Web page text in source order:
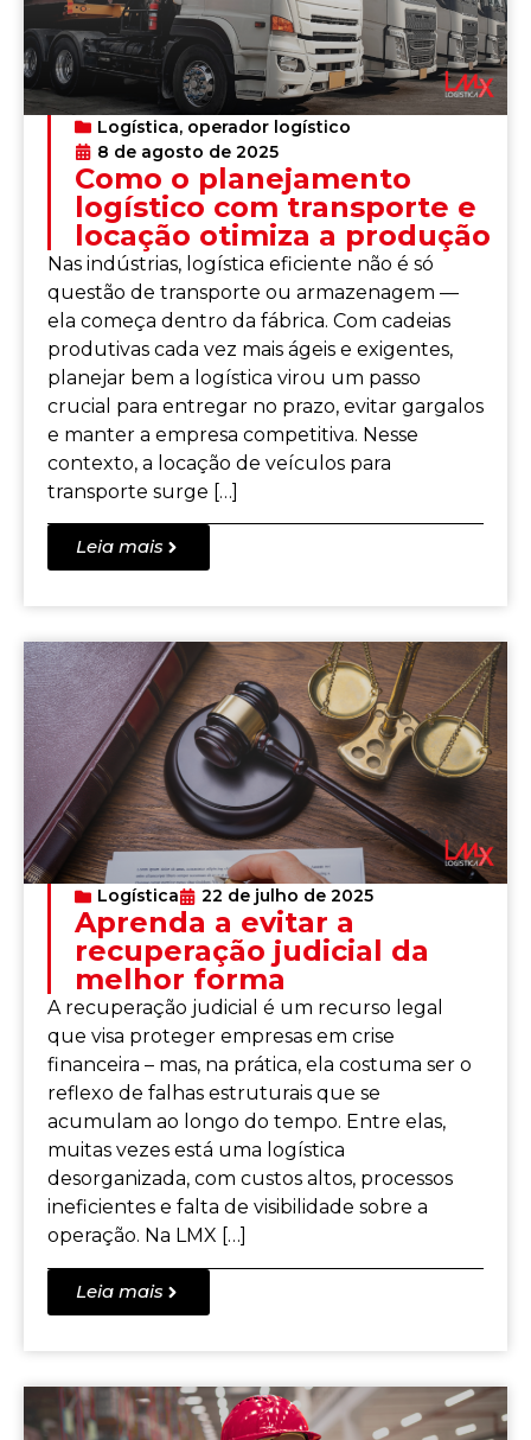
Logística, operador logístico
8 de agosto de 2025
Como o planejamento
logístico com transporte e
locação otimiza a produção
Nas indústrias, logística eficiente não é só
questão de transporte ou armazenagem —
ela começa dentro da fábrica. Com cadeias
produtivas cada vez mais ágeis e exigentes,
planejar bem a logística virou um passo
crucial para entregar no prazo, evitar gargalos
e manter a empresa competitiva. Nesse
contexto, a locação de veículos para
transporte surge […]
Leia mais
Logística 22 de julho de 2025
Aprenda a evitar a
recuperação judicial da
melhor forma
A recuperação judicial é um recurso legal
que visa proteger empresas em crise
financeira – mas, na prática, ela costuma ser o
reflexo de falhas estruturais que se
acumulam ao longo do tempo. Entre elas,
muitas vezes está uma logística
desorganizada, com custos altos, processos
ineficientes e falta de visibilidade sobre a
operação. Na LMX […]
Leia mais